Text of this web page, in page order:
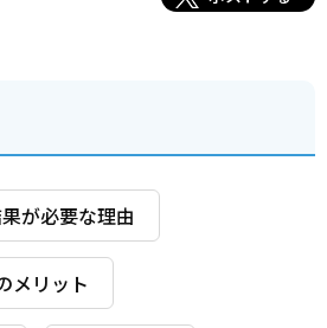
が必要な理由
メリット